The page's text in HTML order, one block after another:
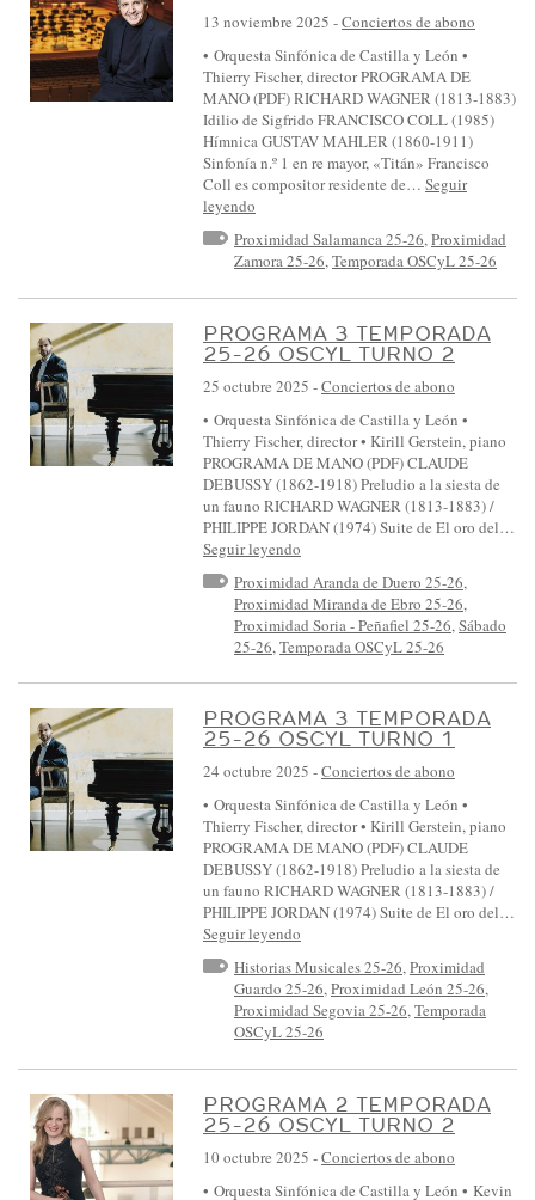
13 noviembre 2025 -Conciertos de abono
• Orquesta Sinfónica de Castilla y León •
Thierry Fischer, director PROGRAMA DE
MANO (PDF) RICHARD WAGNER (1813-1883)
Idilio de Sigfrido FRANCISCO COLL (1985)
Hímnica GUSTAV MAHLER (1860-1911)
Sinfonía n.º 1 en re mayor, «Titán» Francisco
Coll es compositor residente de… Seguir
leyendo
Proximidad Salamanca 25-26,Proximidad
Zamora 25-26,Temporada OSCyL 25-26
PROGRAMA 3 TEMPORADA
25-26 OSCYL TURNO 2
25 octubre 2025 -Conciertos de abono
• Orquesta Sinfónica de Castilla y León •
Thierry Fischer, director • Kirill Gerstein, piano
PROGRAMA DE MANO (PDF) CLAUDE
DEBUSSY (1862-1918) Preludio a la siesta de
un fauno RICHARD WAGNER (1813-1883) /
PHILIPPE JORDAN (1974) Suite de El oro del…
Seguir leyendo
Proximidad Aranda de Duero 25-26,
Proximidad Miranda de Ebro 25-26,
Proximidad Soria - Peñafiel 25-26,Sábado
25-26,Temporada OSCyL 25-26
PROGRAMA 3 TEMPORADA
25-26 OSCYL TURNO 1
24 octubre 2025 -Conciertos de abono
• Orquesta Sinfónica de Castilla y León •
Thierry Fischer, director • Kirill Gerstein, piano
PROGRAMA DE MANO (PDF) CLAUDE
DEBUSSY (1862-1918) Preludio a la siesta de
un fauno RICHARD WAGNER (1813-1883) /
PHILIPPE JORDAN (1974) Suite de El oro del…
Seguir leyendo
Historias Musicales 25-26,Proximidad
Guardo 25-26,Proximidad León 25-26,
Proximidad Segovia 25-26,Temporada
OSCyL 25-26
PROGRAMA 2 TEMPORADA
25-26 OSCYL TURNO 2
10 octubre 2025 -Conciertos de abono
• Orquesta Sinfónica de Castilla y León • Kevin